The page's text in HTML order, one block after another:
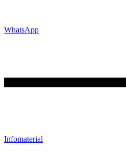
WhatsApp
Infomaterial